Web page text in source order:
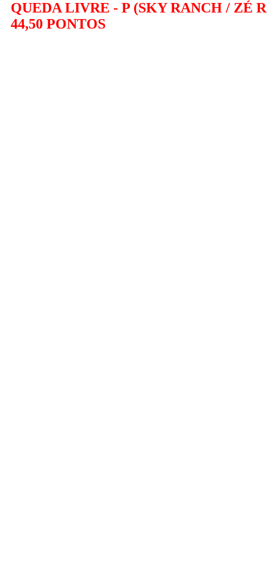
QUEDA LIVRE - P (SKY RANCH / ZÉ
44,50 PONTOS